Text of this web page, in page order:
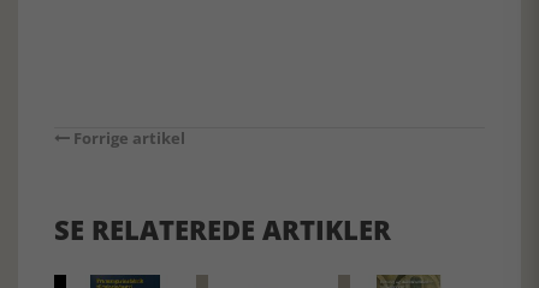
Forrige artikel
SE RELATEREDE ARTIKLER